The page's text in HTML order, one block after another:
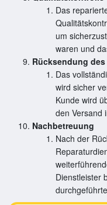
Das
um
waren und
Rücksendung
Das
wird sicher
Kunde wird
den Versand
Nachbetreuung
Nach der
Dienstleister